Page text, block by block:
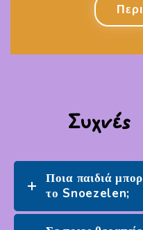
Συχνές
Ποια παιδιά
το Snoezelen;